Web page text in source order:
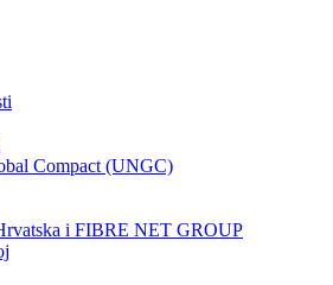
Compact (UNGC)
i FIBRE NET GROUP